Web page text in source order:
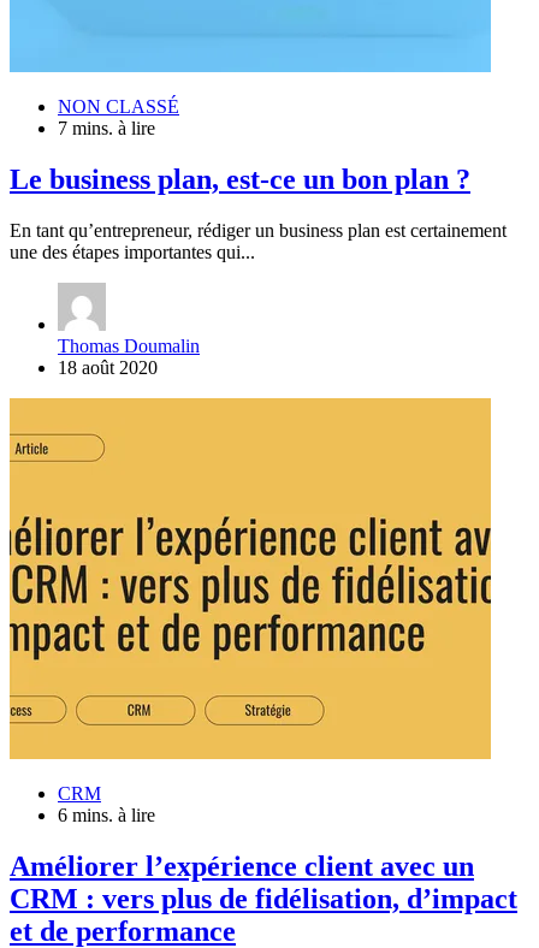
NON CLASSÉ
7 mins. à lire
Le business plan, est-ce un bon plan ?
En tant qu’entrepreneur, rédiger un business plan est certainement
une des étapes importantes qui...
Thomas Doumalin
18 août 2020
CRM
6 mins. à lire
Améliorer l’expérience client avec un
CRM : vers plus de fidélisation, d’impact
et de performance